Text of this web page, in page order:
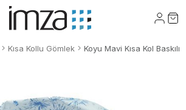
Kısa Kollu Gömlek